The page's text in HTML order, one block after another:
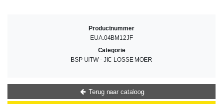
Productnummer
EUA.04BM12JF
Categorie
BSP UITW - JIC LOSSE MOER
Terug naar cataloog